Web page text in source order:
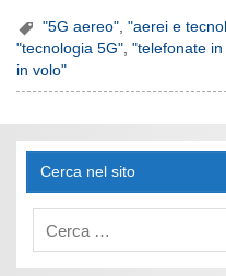
"5G aereo" ,"aerei e
"tecnologia 5G","telefonate in
in volo"
Cerca nel sito